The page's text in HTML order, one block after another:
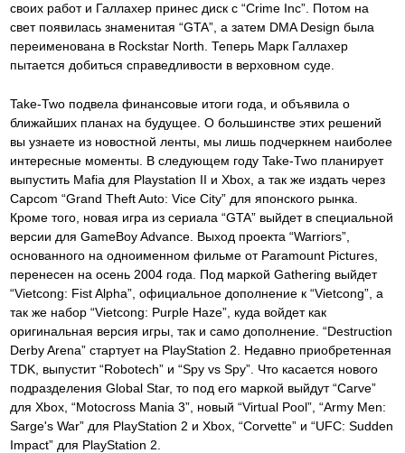
своих работ и Галлахер принес диск с “Crime Inc”. Потом на
свет появилась знаменитая “GTA”, а затем DMA Design была
переименована в Rockstar North. Теперь Марк Галлахер
пытается добиться справедливости в верховном суде.
Take-Two подвела финансовые итоги года, и объявила о
ближайших планах на будущее. О большинстве этих решений
вы узнаете из новостной ленты, мы лишь подчеркнем наиболее
интересные моменты. В следующем году Take-Two планирует
выпустить Mafia для Playstation II и Xbox, а так же издать через
Capcom “Grand Theft Auto: Vice City” для японского рынка.
Кроме того, новая игра из сериала “GTA” выйдет в специальной
версии для GameBoy Advance. Выход проекта “Warriors”,
основанного на одноименном фильме от Paramount Pictures,
перенесен на осень 2004 года. Под маркой Gathering выйдет
“Vietcong: Fist Alpha”, официальное дополнение к “Vietcong”, а
так же набор “Vietcong: Purple Haze”, куда войдет как
оригинальная версия игры, так и само дополнение. “Destruction
Derby Arena” стартует на PlayStation 2. Недавно приобретенная
TDK, выпустит “Robotech” и “Spy vs Spy”. Что касается нового
подразделения Global Star, то под его маркой выйдут “Carve”
для Xbox, “Motocross Mania 3”, новый “Virtual Pool”, “Army Men:
Sarge's War” для PlayStation 2 и Xbox, “Corvette” и “UFC: Sudden
Impact” для PlayStation 2.